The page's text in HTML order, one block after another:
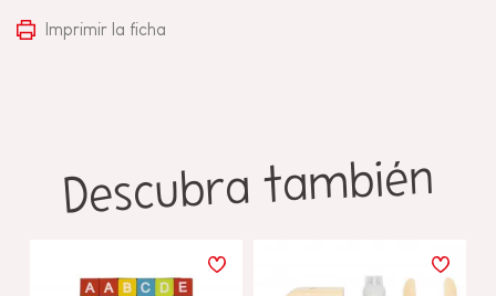
Imprimir la ficha
Descubra también